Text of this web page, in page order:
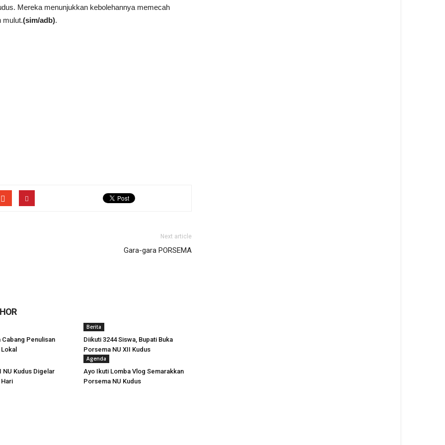
Mereka menunjukkan kebolehannya memecah
mulut.(sim/adb).
Next article
Gara-gara PORSEMA
Cabang Penulisan
Lokal
Berita
Diikuti 3244 Siswa, Bupati Buka
Porsema NU XII Kudus
NU Kudus Digelar
Hari
Agenda
Ayo Ikuti Lomba Vlog Semarakkan
Porsema NU Kudus